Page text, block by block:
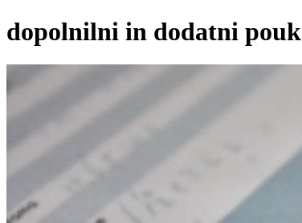
dopolnilni in dodatni pouk